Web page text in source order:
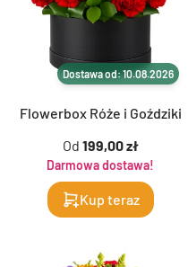
Dostawa od: 10.08.2026
Flowerbox Róże i Goździki
Od 199,00 zł
Darmowa dostawa!
Kup teraz